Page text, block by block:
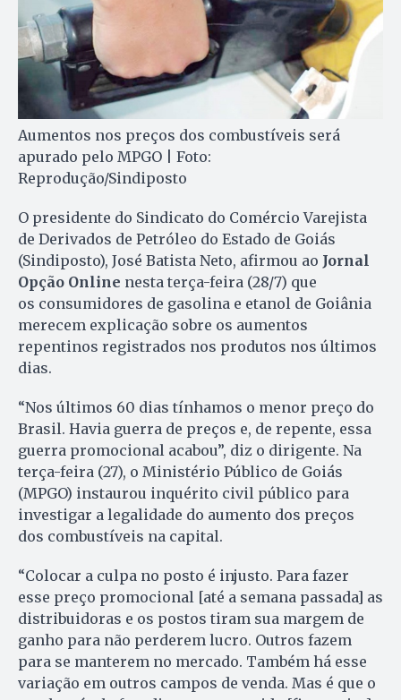
Aumentos nos preços dos combustíveis será
apurado pelo MPGO | Foto:
Reprodução/Sindiposto
O presidente do Sindicato do Comércio Varejista
de Derivados de Petróleo do Estado de Goiás
(Sindiposto), José Batista Neto, afirmou ao Jornal
Opção Online nesta terça-feira (28/7) que
os consumidores de gasolina e etanol de Goiânia
merecem explicação sobre os aumentos
repentinos registrados nos produtos nos últimos
dias.
“Nos últimos 60 dias tínhamos o menor preço do
Brasil. Havia guerra de preços e, de repente, essa
guerra promocional acabou”, diz o dirigente. Na
terça-feira (27), o Ministério Público de Goiás
(MPGO) instaurou inquérito civil público para
investigar a legalidade do aumento dos preços
dos combustíveis na capital.
“Colocar a culpa no posto é injusto. Para fazer
esse preço promocional [até a semana passada] as
distribuidoras e os postos tiram sua margem de
ganho para não perderem lucro. Outros fazem
para se manterem no mercado. Também há esse
variação em outros campos de venda. Mas é que o